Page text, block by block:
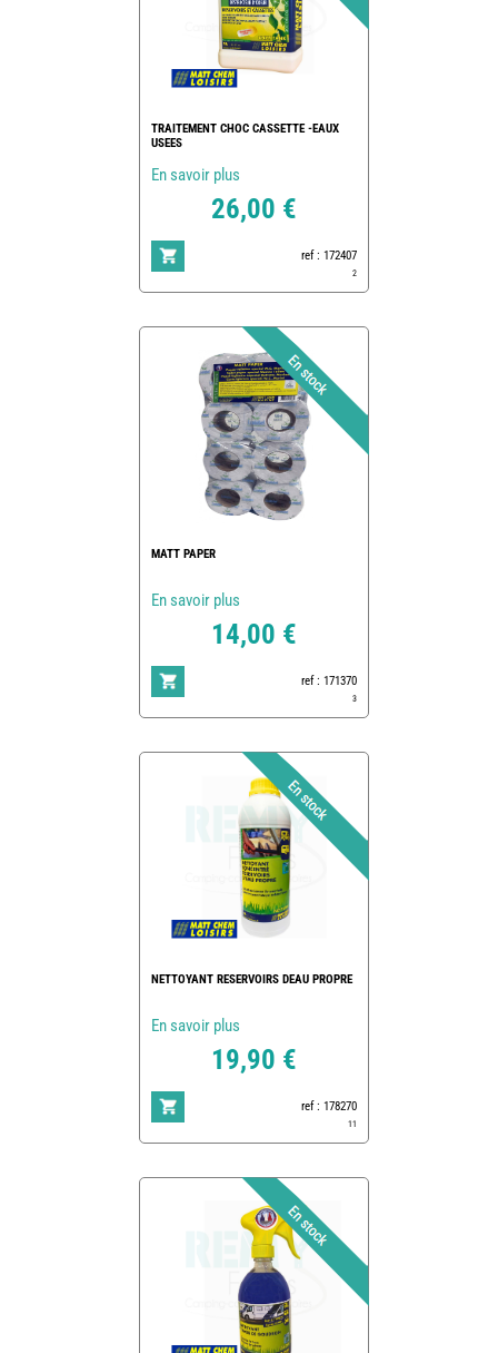
TRAITEMENT CHOC CASSETTE -EAUX
USEES
En savoir plus
26,00 €
ref : 172407
2
MATT PAPER
En savoir plus
14,00 €
ref : 171370
3
NETTOYANT RESERVOIRS DEAU PROPRE
En savoir plus
19,90 €
ref : 178270
11